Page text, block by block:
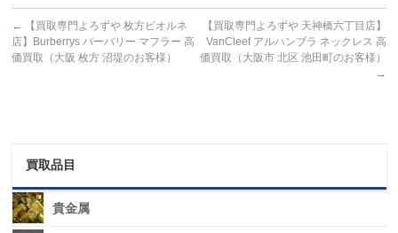
←
【買取専門よろずや 枚方ビオルネ
店】Burberrys バーバリー マフラー 高
価買取（大阪 枚方 沼堤のお客様）
【買取専門よろずや 天神橋六丁目店】
VanCleef アルハンブラ ネックレス 高
価買取（大阪市 北区 池田町のお客様）
→
買取品目
貴金属